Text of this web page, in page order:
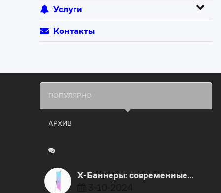
Услуги
Контакты
ПОПУЛЯРНО
АРХИВ
X-Баннеры: современные…